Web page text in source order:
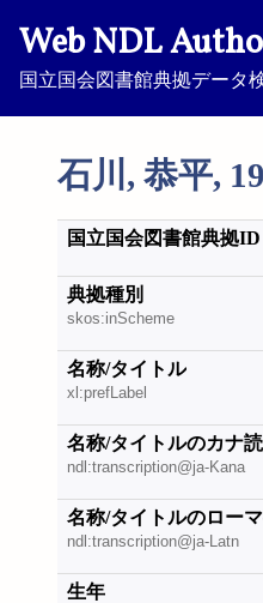
Web NDL
国立国会図書館典拠データ
石川, 恭平,
国立国会図書館典拠ID
典拠種別
skos:inScheme
名称/タイトル
xl:prefLabel
名称/タイトルのカナ
ndl:transcription@ja-Kana
名称/タイトルのロー
ndl:transcription@ja-Latn
生年